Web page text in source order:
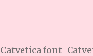
Catvetica font